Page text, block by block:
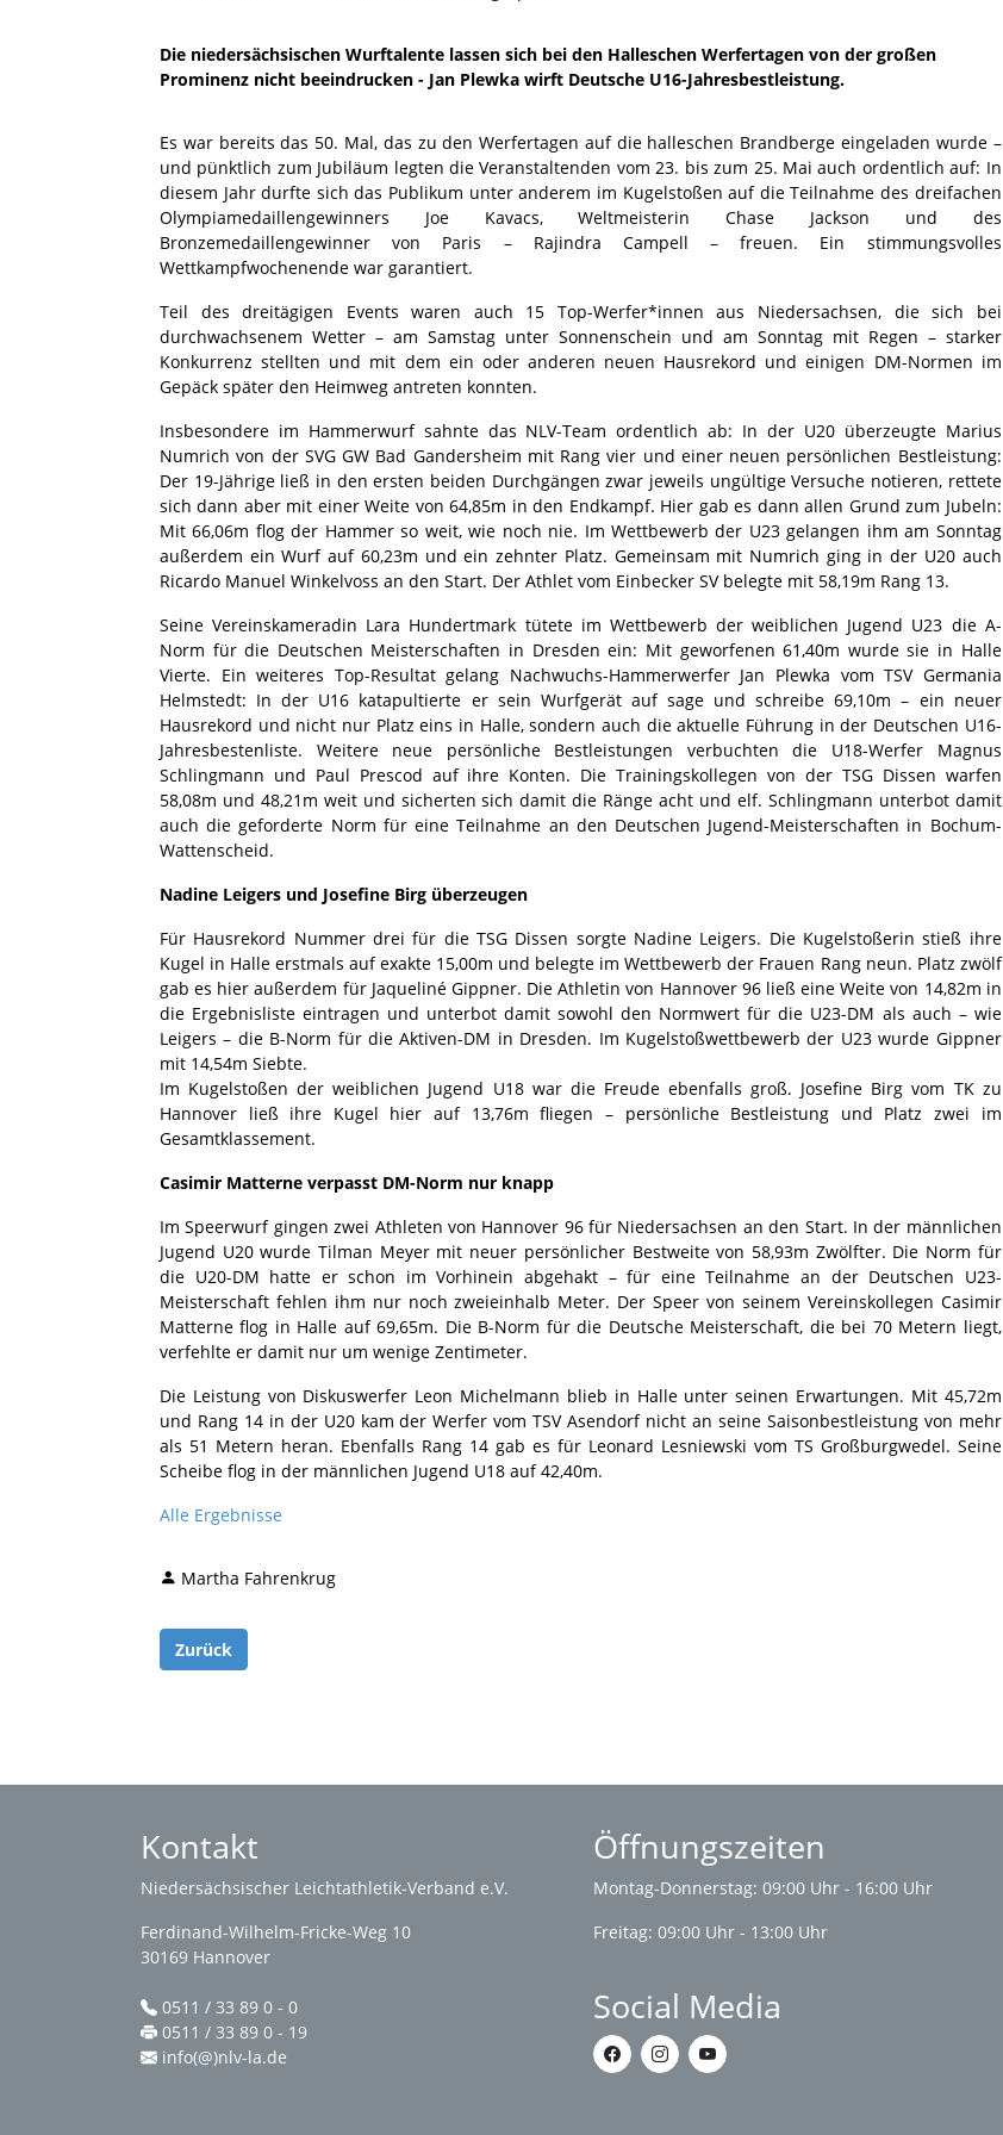
Die niedersächsischen Wurftalente lassen sich bei den Halleschen Werfertagen von der großen
Prominenz nicht beeindrucken - Jan Plewka wirft Deutsche U16-Jahresbestleistung.
Es war bereits das 50. Mal, das zu den Werfertagen auf die halleschen Brandberge eingeladen wurde –
und pünktlich zum Jubiläum legten die Veranstaltenden vom 23. bis zum 25. Mai auch ordentlich auf: In
diesem Jahr durfte sich das Publikum unter anderem im Kugelstoßen auf die Teilnahme des dreifachen
Olympiamedaillengewinners Joe Kavacs, Weltmeisterin Chase Jackson und des
Bronzemedaillengewinner von Paris – Rajindra Campell – freuen. Ein stimmungsvolles
Wettkampfwochenende war garantiert.
Teil des dreitägigen Events waren auch 15 Top-Werfer*innen aus Niedersachsen, die sich bei
durchwachsenem Wetter – am Samstag unter Sonnenschein und am Sonntag mit Regen – starker
Konkurrenz stellten und mit dem ein oder anderen neuen Hausrekord und einigen DM-Normen im
Gepäck später den Heimweg antreten konnten.
Insbesondere im Hammerwurf sahnte das NLV-Team ordentlich ab: In der U20 überzeugte Marius
Numrich von der SVG GW Bad Gandersheim mit Rang vier und einer neuen persönlichen Bestleistung:
Der 19-Jährige ließ in den ersten beiden Durchgängen zwar jeweils ungültige Versuche notieren, rettete
sich dann aber mit einer Weite von 64,85m in den Endkampf. Hier gab es dann allen Grund zum Jubeln:
Mit 66,06m flog der Hammer so weit, wie noch nie. Im Wettbewerb der U23 gelangen ihm am Sonntag
außerdem ein Wurf auf 60,23m und ein zehnter Platz. Gemeinsam mit Numrich ging in der U20 auch
Ricardo Manuel Winkelvoss an den Start. Der Athlet vom Einbecker SV belegte mit 58,19m Rang 13.
Seine Vereinskameradin Lara Hundertmark tütete im Wettbewerb der weiblichen Jugend U23 die A-
Norm für die Deutschen Meisterschaften in Dresden ein: Mit geworfenen 61,40m wurde sie in Halle
Vierte. Ein weiteres Top-Resultat gelang Nachwuchs-Hammerwerfer Jan Plewka vom TSV Germania
Helmstedt: In der U16 katapultierte er sein Wurfgerät auf sage und schreibe 69,10m – ein neuer
Hausrekord und nicht nur Platz eins in Halle, sondern auch die aktuelle Führung in der Deutschen U16-
Jahresbestenliste. Weitere neue persönliche Bestleistungen verbuchten die U18-Werfer Magnus
Schlingmann und Paul Prescod auf ihre Konten. Die Trainingskollegen von der TSG Dissen warfen
58,08m und 48,21m weit und sicherten sich damit die Ränge acht und elf. Schlingmann unterbot damit
auch die geforderte Norm für eine Teilnahme an den Deutschen Jugend-Meisterschaften in Bochum-
Wattenscheid.
Nadine Leigers und Josefine Birg überzeugen
Für Hausrekord Nummer drei für die TSG Dissen sorgte Nadine Leigers. Die Kugelstoßerin stieß ihre
Kugel in Halle erstmals auf exakte 15,00m und belegte im Wettbewerb der Frauen Rang neun. Platz zwölf
gab es hier außerdem für Jaqueliné Gippner. Die Athletin von Hannover 96 ließ eine Weite von 14,82m in
die Ergebnisliste eintragen und unterbot damit sowohl den Normwert für die U23-DM als auch – wie
Leigers – die B-Norm für die Aktiven-DM in Dresden. Im Kugelstoßwettbewerb der U23 wurde Gippner
mit 14,54m Siebte.
Im Kugelstoßen der weiblichen Jugend U18 war die Freude ebenfalls groß. Josefine Birg vom TK zu
Hannover ließ ihre Kugel hier auf 13,76m fliegen – persönliche Bestleistung und Platz zwei im
Gesamtklassement.
Casimir Matterne verpasst DM-Norm nur knapp
Im Speerwurf gingen zwei Athleten von Hannover 96 für Niedersachsen an den Start. In der männlichen
Jugend U20 wurde Tilman Meyer mit neuer persönlicher Bestweite von 58,93m Zwölfter. Die Norm für
die U20-DM hatte er schon im Vorhinein abgehakt – für eine Teilnahme an der Deutschen U23-
Meisterschaft fehlen ihm nur noch zweieinhalb Meter. Der Speer von seinem Vereinskollegen Casimir
Matterne flog in Halle auf 69,65m. Die B-Norm für die Deutsche Meisterschaft, die bei 70 Metern liegt,
verfehlte er damit nur um wenige Zentimeter.
Die Leistung von Diskuswerfer Leon Michelmann blieb in Halle unter seinen Erwartungen. Mit 45,72m
und Rang 14 in der U20 kam der Werfer vom TSV Asendorf nicht an seine Saisonbestleistung von mehr
als 51 Metern heran. Ebenfalls Rang 14 gab es für Leonard Lesniewski vom TS Großburgwedel. Seine
Scheibe flog in der männlichen Jugend U18 auf 42,40m.
Alle Ergebnisse
Martha Fahrenkrug
Zurück
Kontakt
Niedersächsischer Leichtathletik-Verband e.V.
Ferdinand-Wilhelm-Fricke-Weg 10
30169 Hannover
0511 / 33 89 0 - 0
0511 / 33 89 0 - 19
info(@)nlv-la.de
Öffnungszeiten
Montag-Donnerstag: 09:00 Uhr - 16:00 Uhr
Freitag: 09:00 Uhr - 13:00 Uhr
Social Media